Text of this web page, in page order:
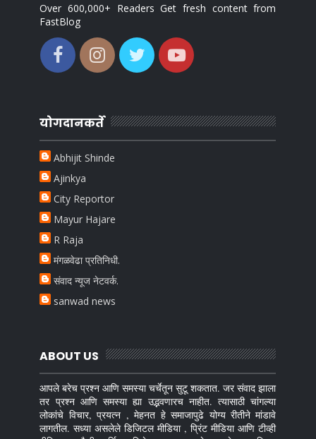
Over 600,000+ Readers Get fresh content from
FastBlog
योगदानकर्ते
Abhijit Shinde
Ajinkya
City Reportor
Mayur Hajare
R Raja
मंगळवेढा प्रतिनिधी.
संवाद न्यूज नेटवर्क.
sanwad news
ABOUT US
आपले बरेच प्रश्न आणि समस्या चर्चेतून सुटू शकतात. जर संवाद झाला
तर प्रश्न आणि समस्या ह्या उद्भवणारच नाहीत. त्यासाठी चांगल्या
लोकांचे विचार, प्रयत्न , मेहनत हे समाजापुढे योग्य रीतीने मांडावे
लागतील. सध्या असलेले डिजिटल मीडिया , प्रिंट मीडिया आणि टीव्ही